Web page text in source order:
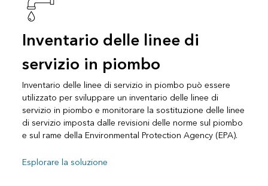
Inventario delle linee di
servizio in piombo
Inventario delle linee di servizio in piombo può essere
utilizzato per sviluppare un inventario delle linee di
servizio in piombo e monitorare la sostituzione delle linee
di servizio imposta dalle revisioni delle norme sul piombo
e sul rame della Environmental Protection Agency (EPA).
Esplorare la soluzione